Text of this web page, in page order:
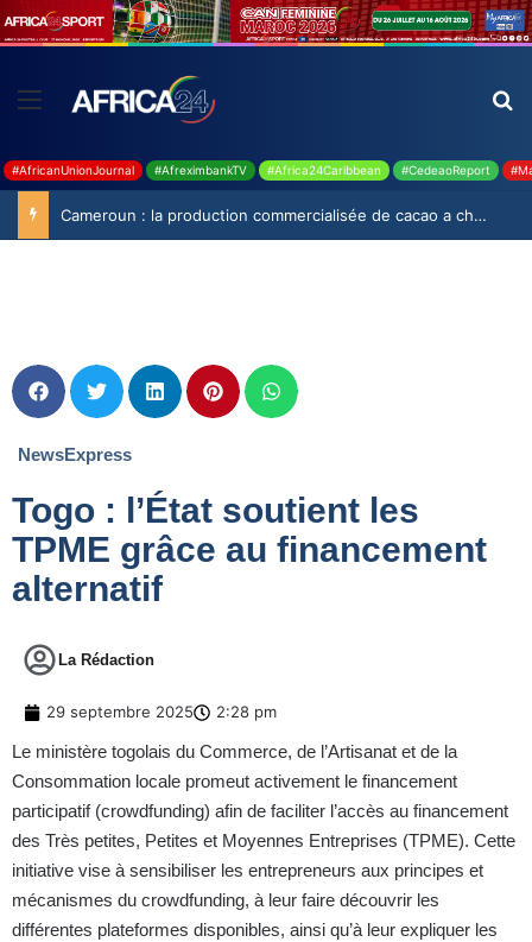
#AfricanUnionJournal #AfreximbankTV #Africa24Caribbean #CedeaoReport
Cameroun : la production commercialisée de cacao a chuté de 19,9% durant la saison 2025-2026
NewsExpress
Togo : l’État soutient les
TPME grâce au financement
alternatif
La Rédaction
29 septembre 2025 2:28 pm
Le ministère togolais du Commerce, de l’Artisanat et de la
Consommation locale promeut activement le financement
participatif (crowdfunding) afin de faciliter l’accès au financement
des Très petites, Petites et Moyennes Entreprises (TPME). Cette
initiative vise à sensibiliser les entrepreneurs aux principes et
mécanismes du crowdfunding, à leur faire découvrir les
différentes plateformes disponibles, ainsi qu’à leur expliquer les